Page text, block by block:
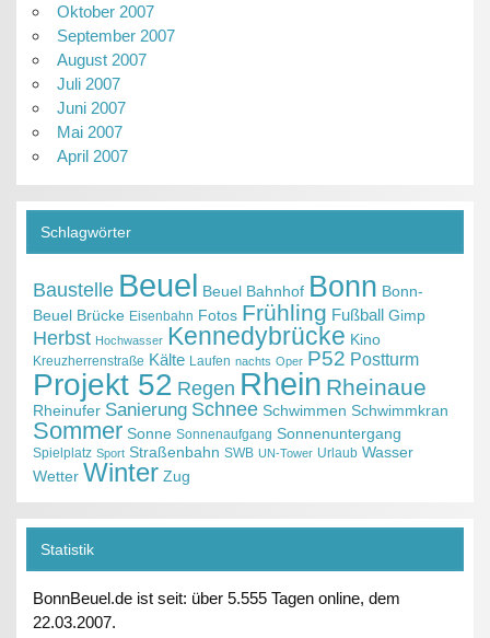
Oktober 2007
September 2007
August 2007
Juli 2007
Juni 2007
Mai 2007
April 2007
Schlagwörter
Baustelle Beuel Beuel Bahnhof Bonn Bonn-
Beuel Brücke Eisenbahn Fotos Frühling Fußball Gimp
Herbst Hochwasser Kennedybrücke Kino
Kreuzherrenstraße Kälte Laufen nachts Oper P52 Postturm
Projekt 52 Regen Rhein Rheinaue
Rheinufer Sanierung Schnee Schwimmen Schwimmkran
Sommer Sonne Sonnenaufgang Sonnenuntergang
Spielplatz Sport Straßenbahn SWB UN-Tower Urlaub Wasser
Wetter Winter Zug
Statistik
BonnBeuel.de ist seit: über 5.555 Tagen online, dem
22.03.2007.